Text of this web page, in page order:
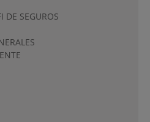
DE SEGUROS